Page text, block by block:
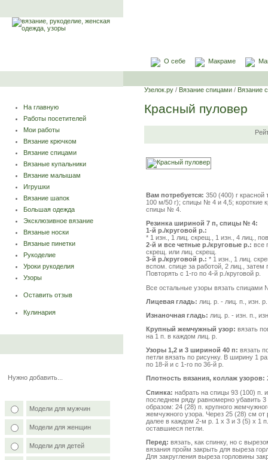
О себе Макраме
На главную
Работы посетителей
Мои работы
Вязание крючком
Вязание спицами
Вязаные купальники
Вязание малышам
Игрушки
Вязание шапок
Большая одежда
Эксклюзивное вязание
Вязаные носки
Вязаные пинетки
Рукоделие
Уроки рукоделия
Узоры
Оставить отзыв
Кулинария
Нужно добавить...
Модели для мужчин
Модели для женщин
Модели для детей
Узелок.ру / Вязание спицами / Вязание
Красный пуловер
Вам потребуется: 350 (400) г
100 м/50 г); спицы № 4 и 4,5; короткие
спицы № 4.
Резинка шириной 7 п, спицы № 4:
1-й р./круговой р.:
* 1 изн., 1 лиц. скрещ., 1 изн., 4 лиц.,
2-й и все четные р./круговые р.: все
скрещ. или лиц. скрещ.
3-й р./круговой р.: * 1 изн., 1 лиц.
вспом. спице за работой, 2 лиц.,
Повторять с 1-го по 4-й р./круговой р.
Все остальные узоры вязать спицами
Лицевая гладь: лиц. р. - лиц. п., изн.
Изнаночная гладь: лиц. р. - изн. п.,
Крупный жемчужный узор: вязать
на 1 п. в каждом лиц. р.
Узоры 1,2 и 3 шириной 40 п: вязать
петли вязать по рисунку. В ширину 1
по 18-й и с 1-го по 36-й р.
Плотность вязания, коллаж узоров:
Спинка: набрать на спицы 93 (100) п.
последнем ряду равномерно убавить
образом: 24 (28) п. крупного
жемчужного узора. Через 25 (28) см от
далее в каждом 2-м р. 1 х 3 и 3 (5) х 1
оставшиеся петли.
Перед: вязать, как спинку, но с
вязания пройм закрыть для выреза
Для закругления выреза горловины